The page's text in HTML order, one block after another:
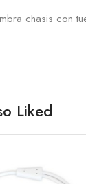
chasis con
Liked